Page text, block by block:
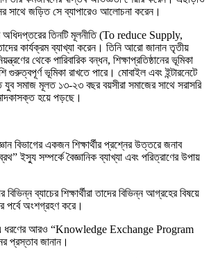
সাথে জড়িত সে ব্যাপারেও আলোচনা করেন।
অধিদপ্তরের তিনটি মূলনীতি (To reduce Supply,
কার্যক্রম ব্যাখ্যা করেন। তিনি আরো জানান তৃতীয়
থেকে পারিবারিক বন্ধন, শিক্ষাপ্রতিষ্ঠানের ভূমিকা
গুরুত্বপূর্ণ ভূমিকা রাখতে পারে। মোবাইল এবং ইন্টারনেটে
যুব সমাজ মূলত ১৩-২৩ বছর বয়সীরা সমাজের সাথে সরাসরি
হয়ে পড়ছে।
বিভাগের একজন শিক্ষার্থীর প্রশ্নের উত্তরে জনাব
ইস্যু সম্পর্কে বৈজ্ঞানিক ব্যাখ্যা এবং পরিত্রাণের উপায়
ব্যাচের শিক্ষার্থীরা তাদের বিভিন্ন আগ্রহের বিষয়ে
পর্বে অংশগ্রহণ করে।
এ ধরণের আরও “Knowledge Exchange Program
জানান।